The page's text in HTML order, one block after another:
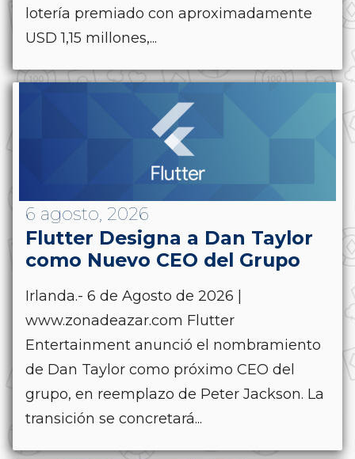
lotería premiado con aproximadamente
USD 1,15 millones,...
6 agosto, 2026
Flutter Designa a Dan Taylor
como Nuevo CEO del Grupo
Irlanda.- 6 de Agosto de 2026 |
www.zonadeazar.com Flutter
Entertainment anunció el nombramiento
de Dan Taylor como próximo CEO del
grupo, en reemplazo de Peter Jackson. La
transición se concretará...